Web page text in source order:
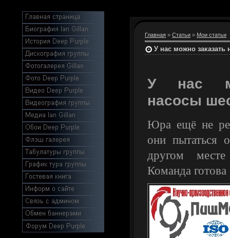
Главная » Статьи » Мои статьи
У нас можно
У нас
насосы
Юра ещё не
они пытаться
другом
Команда